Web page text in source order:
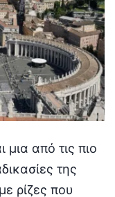
από τις πιο
της
ρίζες που